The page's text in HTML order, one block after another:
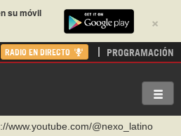
×
su móvil
RADIO EN DIRECTO PROGRAMACIÓN
www.youtube.com/@nexo_latino